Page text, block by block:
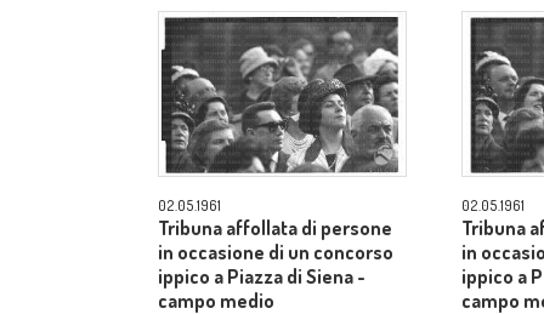
02.05.1961
Tribuna affollata di persone
in occasione di un concorso
ippico a Piazza di Siena -
campo medio
02.05.1961
Tribuna
in
ippico a
campo